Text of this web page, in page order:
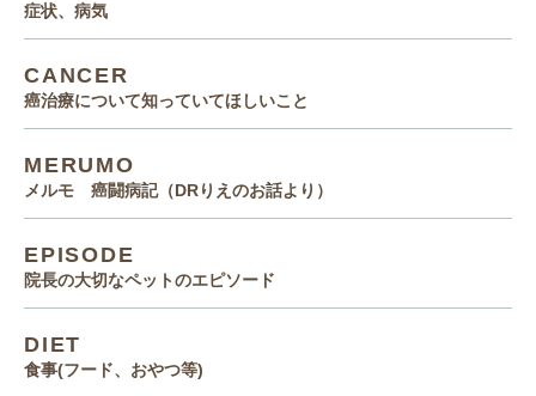
症状、病気
CANCER
癌治療について知っていてほしいこと
MERUMO
メルモ 癌闘病記（DRりえのお話より）
EPISODE
院長の大切なペットのエピソード
DIET
食事(フード、おやつ等)